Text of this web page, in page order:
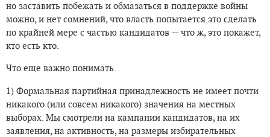
но заставить побежать и обмазаться в поддержке войны
можно, и нет сомнений, что власть попытается это сделать
по крайней мере с частью кандидатов — что ж, это покажет,
кто есть кто.
Что еще важно понимать.
1) Формальная партийная принадлежность не имеет почти
никакого (или совсем никакого) значения на местных
выборах. Мы смотрели на кампании кандидатов, на их
заявления, на активность, на размеры избирательных